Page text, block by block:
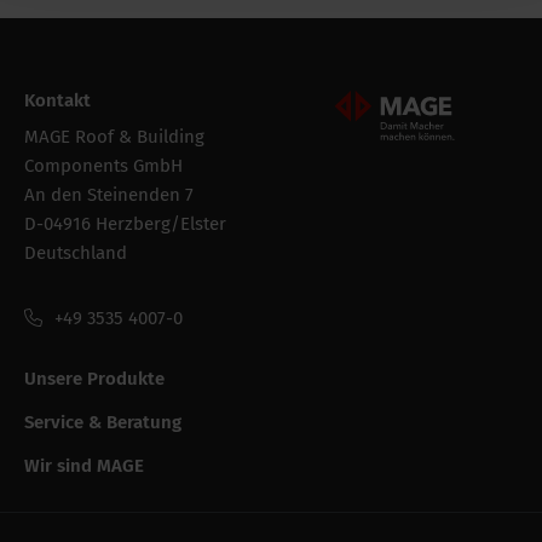
Bruttogewicht 7.8 kg
Verkaufsbreite
Verpackung der
bestandeinheit
Verpackung /
Leistungsfähigkeit
CE string
Mageroof Logo Footer
Kontakt
MAGE Roof & Building
Components GmbH
An den Steinenden 7
D-04916 Herzberg/Elster
Deutschland
+49 3535 4007-0
Unsere Produkte
Service & Beratung
Wir sind MAGE